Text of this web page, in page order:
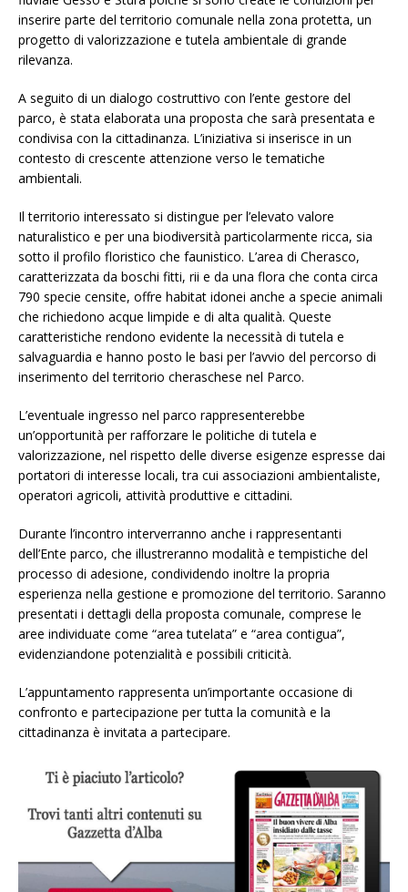
inserire parte del territorio comunale nella zona protetta, un
progetto di valorizzazione e tutela ambientale di grande
rilevanza.
A seguito di un dialogo costruttivo con l’ente gestore del
parco, è stata elaborata una proposta che sarà presentata e
condivisa con la cittadinanza. L’iniziativa si inserisce in un
contesto di crescente attenzione verso le tematiche
ambientali.
Il territorio interessato si distingue per l’elevato valore
naturalistico e per una biodiversità particolarmente ricca, sia
sotto il profilo floristico che faunistico. L’area di Cherasco,
caratterizzata da boschi fitti, rii e da una flora che conta circa
790 specie censite, offre habitat idonei anche a specie animali
che richiedono acque limpide e di alta qualità. Queste
caratteristiche rendono evidente la necessità di tutela e
salvaguardia e hanno posto le basi per l’avvio del percorso di
inserimento del territorio cheraschese nel Parco.
L’eventuale ingresso nel parco rappresenterebbe
un’opportunità per rafforzare le politiche di tutela e
valorizzazione, nel rispetto delle diverse esigenze espresse dai
portatori di interesse locali, tra cui associazioni ambientaliste,
operatori agricoli, attività produttive e cittadini.
Durante l’incontro interverranno anche i rappresentanti
dell’Ente parco, che illustreranno modalità e tempistiche del
processo di adesione, condividendo inoltre la propria
esperienza nella gestione e promozione del territorio. Saranno
presentati i dettagli della proposta comunale, comprese le
aree individuate come “area tutelata” e “area contigua”,
evidenziandone potenzialità e possibili criticità.
L’appuntamento rappresenta un’importante occasione di
confronto e partecipazione per tutta la comunità e la
cittadinanza è invitata a partecipare.